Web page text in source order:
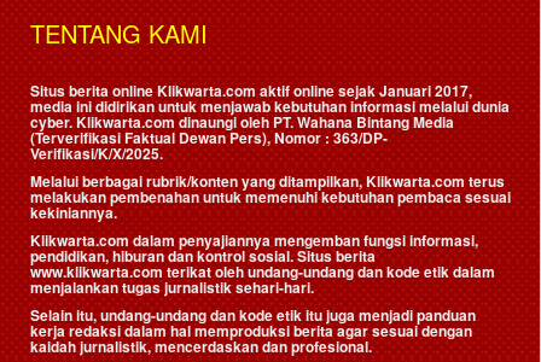
TENTANG KAMI
Situs berita online Klikwarta.com aktif online sejak Januari 2017,
media ini didirikan untuk menjawab kebutuhan informasi melalui dunia
cyber. Klikwarta.com dinaungi oleh PT. Wahana Bintang Media
(Terverifikasi Faktual Dewan Pers), Nomor : 363/DP-
Verifikasi/K/X/2025.
Melalui berbagai rubrik/konten yang ditampilkan, Klikwarta.com terus
melakukan pembenahan untuk memenuhi kebutuhan pembaca sesuai
kekiniannya.
Klikwarta.com dalam penyajiannya mengemban fungsi informasi,
pendidikan, hiburan dan kontrol sosial. Situs berita
www.klikwarta.com terikat oleh undang-undang dan kode etik dalam
menjalankan tugas jurnalistik sehari-hari.
Selain itu, undang-undang dan kode etik itu juga menjadi panduan
kerja redaksi dalam hal memproduksi berita agar sesuai dengan
kaidah jurnalistik, mencerdaskan dan profesional.